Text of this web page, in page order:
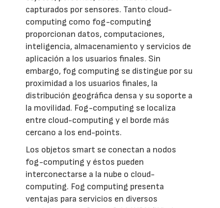
capturados por sensores. Tanto cloud-
computing como fog-computing
proporcionan datos, computaciones,
inteligencia, almacenamiento y servicios de
aplicación a los usuarios finales. Sin
embargo, fog computing se distingue por su
proximidad a los usuarios finales, la
distribución geográfica densa y su soporte a
la movilidad. Fog-computing se localiza
entre cloud-computing y el borde más
cercano a los end-points.
Los objetos smart se conectan a nodos
fog-computing y éstos pueden
interconectarse a la nube o cloud-
computing. Fog computing presenta
ventajas para servicios en diversos